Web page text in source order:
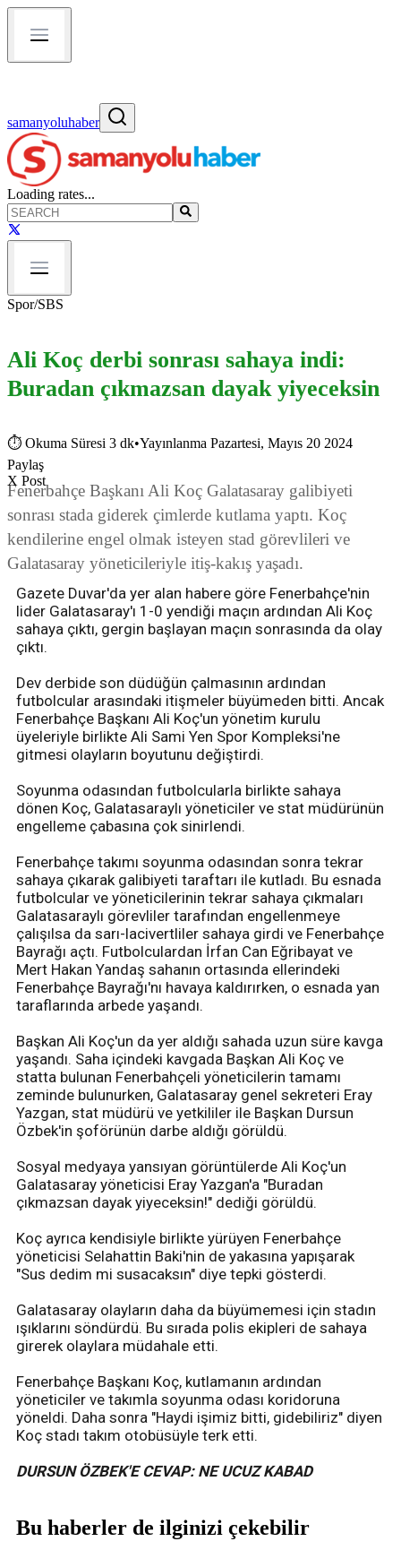
samanyoluhaber
Loading rates...
Spor/SBS
Ali Koç derbi sonrası sahaya indi:
Buradan çıkmazsan dayak yiyeceksin
⏱ Okuma Süresi 3 dk•Yayınlanma Pazartesi, Mayıs 20 2024
Paylaş
X Post
Fenerbahçe Başkanı Ali Koç Galatasaray galibiyeti
sonrası stada giderek çimlerde kutlama yaptı. Koç
kendilerine engel olmak isteyen stad görevlileri ve
Galatasaray yöneticileriyle itiş-kakış yaşadı.
Gazete Duvar'da yer alan habere göre Fenerbahçe'nin
lider Galatasaray'ı 1-0 yendiği maçın ardından Ali Koç
sahaya çıktı, gergin başlayan maçın sonrasında da olay
çıktı.
Dev derbide son düdüğün çalmasının ardından
futbolcular arasındaki itişmeler büyümeden bitti. Ancak
Fenerbahçe Başkanı Ali Koç'un yönetim kurulu
üyeleriyle birlikte Ali Sami Yen Spor Kompleksi'ne
gitmesi olayların boyutunu değiştirdi.
Soyunma odasından futbolcularla birlikte sahaya
dönen Koç, Galatasaraylı yöneticiler ve stat müdürünün
engelleme çabasına çok sinirlendi.
Fenerbahçe takımı soyunma odasından sonra tekrar
sahaya çıkarak galibiyeti taraftarı ile kutladı. Bu esnada
futbolcular ve yöneticilerinin tekrar sahaya çıkmaları
Galatasaraylı görevliler tarafından engellenmeye
çalışılsa da sarı-lacivertliler sahaya girdi ve Fenerbahçe
Bayrağı açtı. Futbolculardan İrfan Can Eğribayat ve
Mert Hakan Yandaş sahanın ortasında ellerindeki
Fenerbahçe Bayrağı'nı havaya kaldırırken, o esnada yan
taraflarında arbede yaşandı.
Başkan Ali Koç'un da yer aldığı sahada uzun süre kavga
yaşandı. Saha içindeki kavgada Başkan Ali Koç ve
statta bulunan Fenerbahçeli yöneticilerin tamamı
zeminde bulunurken, Galatasaray genel sekreteri Eray
Yazgan, stat müdürü ve yetkililer ile Başkan Dursun
Özbek'in şoförünün darbe aldığı görüldü.
Sosyal medyaya yansıyan görüntülerde Ali Koç'un
Galatasaray yöneticisi Eray Yazgan'a "Buradan
çıkmazsan dayak yiyeceksin!" dediği görüldü.
Koç ayrıca kendisiyle birlikte yürüyen Fenerbahçe
yöneticisi Selahattin Baki'nin de yakasına yapışarak
"Sus dedim mi susacaksın" diye tepki gösterdi.
Galatasaray olayların daha da büyümemesi için stadın
ışıklarını söndürdü. Bu sırada polis ekipleri de sahaya
girerek olaylara müdahale etti.
Fenerbahçe Başkanı Koç, kutlamanın ardından
yöneticiler ve takımla soyunma odası koridoruna
yöneldi. Daha sonra "Haydi işimiz bitti, gidebiliriz" diyen
Koç stadı takım otobüsüyle terk etti.
DURSUN ÖZBEK'E CEVAP: NE UCUZ KABAD
Bu haberler de ilginizi çekebilir